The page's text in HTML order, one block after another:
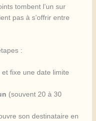
tombent l’un sur
pas à s’offrir entre
:
et fixe une date limite
(souvent 20 à 30
son destinataire en